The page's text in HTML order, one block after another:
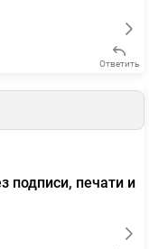
Ответить
подписи, печати и